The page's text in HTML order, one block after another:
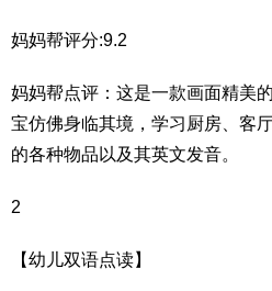
妈妈帮评分:9.2
妈妈帮点评：这是一款画面精美
宝仿佛身临其境，学习厨房、客
的各种物品以及其英文发音。
2
【幼儿双语点读】